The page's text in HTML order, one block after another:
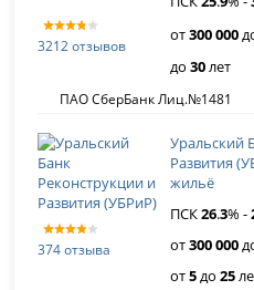
3212 отзывов
от300 000
до30лет
ПАО СберБанк Лиц.№1481
374 отзыва
Уральский
Развития
жильё
ПСК26.3% -
от300 000
от5до25